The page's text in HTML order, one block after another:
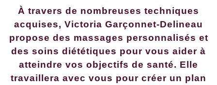
À travers de nombreuses techniques
acquises, Victoria Garçonnet-Delineau
propose des massages personnalisés et
des soins diététiques pour vous aider à
atteindre vos objectifs de santé. Elle
travaillera avec vous pour créer un plan